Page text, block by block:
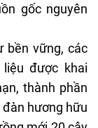
gốc nguyên
bền vững, các
được khai
thành phần
hương hữu